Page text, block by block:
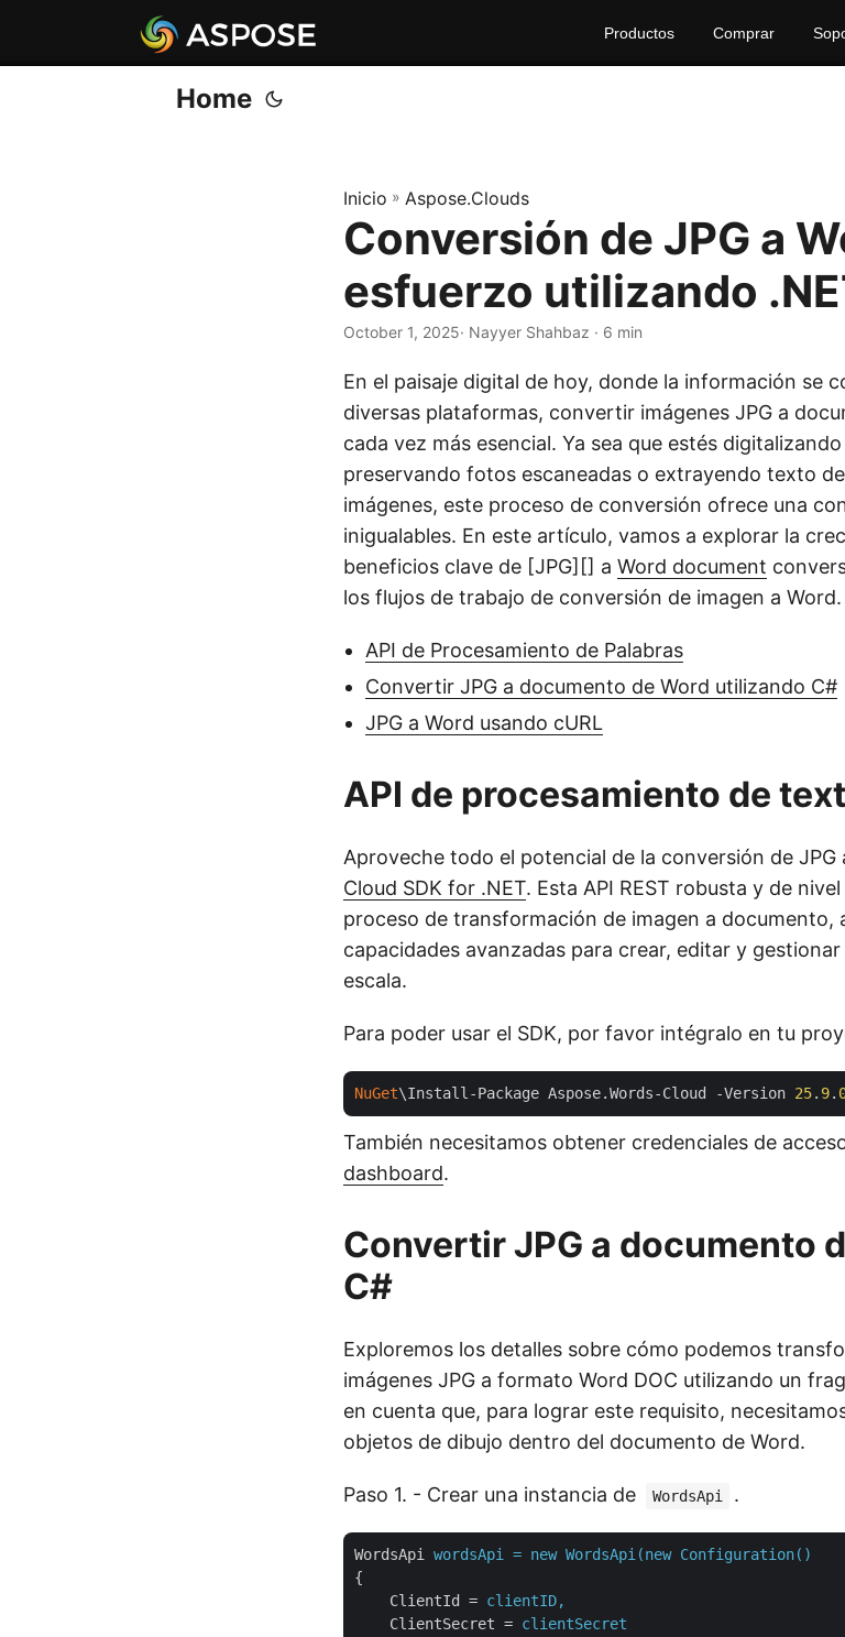
Productos Comprar
Home
Inicio » Aspose.Clouds
Conversión de JPG a
esfuerzo utilizando
October 1, 2025· Nayyer Shahbaz · 6 min
En el paisaje digital de hoy, donde la información se
diversas plataformas, convertir imágenes JPG a
cada vez más esencial. Ya sea que estés
preservando fotos escaneadas o extrayendo texto
imágenes, este proceso de conversión ofrece una
inigualables. En este artículo, vamos a explorar la
beneficios clave de [JPG][] a Word document
los flujos de trabajo de conversión de imagen a Word.
API de Procesamiento de Palabras
Convertir JPG a documento de Word utilizando C#
JPG a Word usando cURL
API de procesamiento de
Aproveche todo el potencial de la conversión de JPG
Cloud SDK for .NET. Esta API REST robusta y de
proceso de transformación de imagen a documento,
capacidades avanzadas para crear, editar y
escala.
Para poder usar el SDK, por favor intégralo en tu
NuGet\Install-Package Aspose.Words-Cloud -Version 25. 9.
También necesitamos obtener credenciales de
dashboard.
Convertir JPG a documento
C#
Exploremos los detalles sobre cómo podemos
imágenes JPG a formato Word DOC utilizando un
en cuenta que, para lograr este requisito,
objetos de dibujo dentro del documento de Word.
Paso 1. - Crear una instancia de WordsApi .
WordsApi
wordsApi = new WordsApi(new Configuration()
{
ClientId
= clientID,
ClientSecret = clientSecret